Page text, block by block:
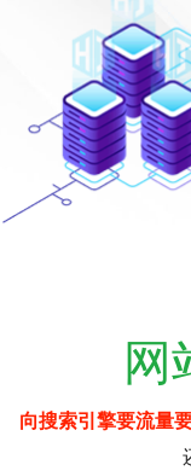
网
向搜索引擎要流量